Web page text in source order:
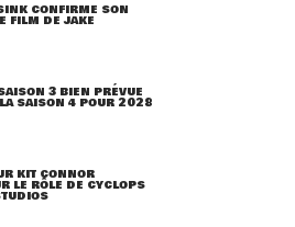
CONFIRME SON
FILM DE JAKE
3 BIEN PRÉVUE
SAISON 4 POUR 2028
KIT CONNOR
LE RÔLE DE CYCLOPS